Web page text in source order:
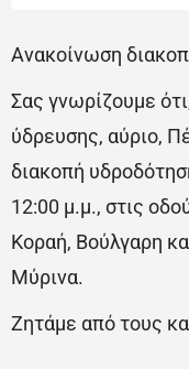
Ανακοίνωση
Σας γνωρίζουμε
ύδρευσης, αύριο,
διακοπή
12:00 μ.μ., στις
Κοραή, Βούλγαρη
Μύρινα.
Ζητάμε από τους